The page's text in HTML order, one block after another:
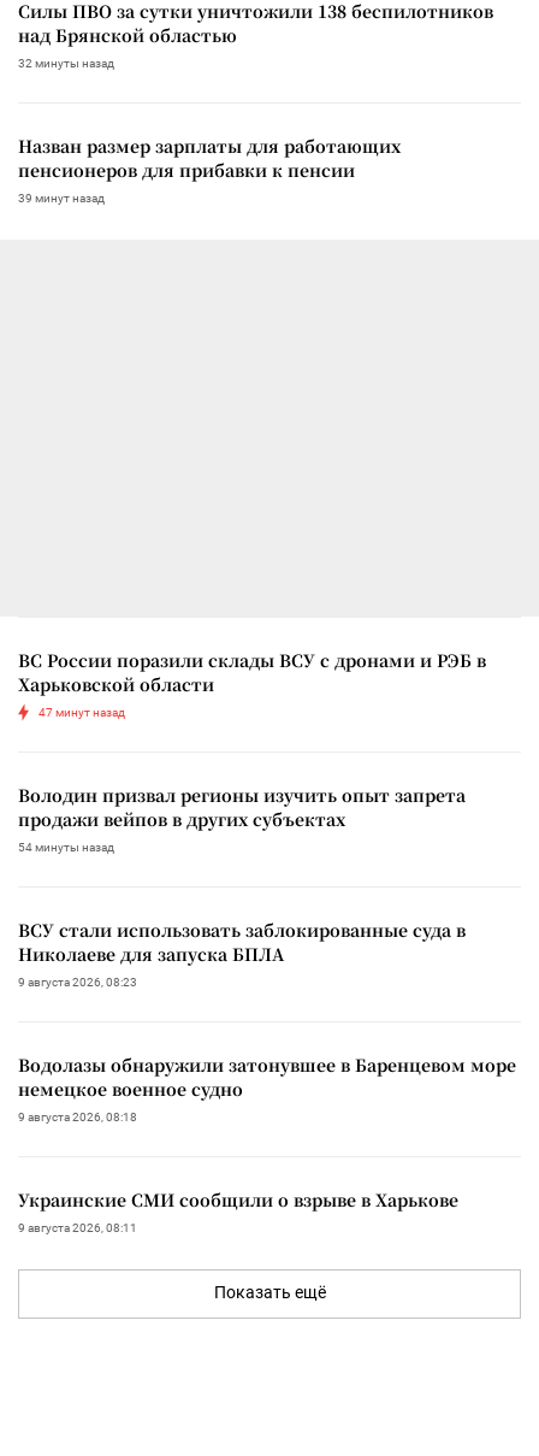
Силы ПВО за сутки уничтожили 138 беспилотников
над Брянской областью
32 минуты назад
Назван размер зарплаты для работающих
пенсионеров для прибавки к пенсии
39 минут назад
ВС России поразили склады ВСУ с дронами и РЭБ в
Харьковской области
47 минут назад
Володин призвал регионы изучить опыт запрета
продажи вейпов в других субъектах
54 минуты назад
ВСУ стали использовать заблокированные суда в
Николаеве для запуска БПЛА
9 августа 2026, 08:23
Водолазы обнаружили затонувшее в Баренцевом море
немецкое военное судно
9 августа 2026, 08:18
Украинские СМИ сообщили о взрыве в Харькове
9 августа 2026, 08:11
Показать ещё